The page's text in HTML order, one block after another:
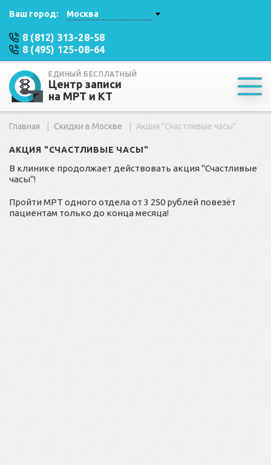
Ваш город: Москва
8 (812) 313-28-58
8 (495) 125-08-64
ЕДИНЫЙ БЕСПЛАТНЫЙ
Центр записи
на МРТ и КТ
Главная Скидки в Москве Акция "Счастливые часы"
АКЦИЯ "СЧАСТЛИВЫЕ ЧАСЫ"
В клинике продолжает действовать акция "Счастливые
часы"!
Пройти МРТ одного отдела от 3 250 рублей повезёт
пациентам только до конца месяца!